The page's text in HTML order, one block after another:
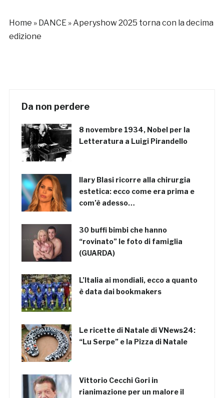
Home » DANCE»Aperyshow 2025 torna con la decima
edizione
Da non perdere
8 novembre 1934, Nobel per la
Letteratura a Luigi Pirandello
Ilary Blasi ricorre alla chirurgia
estetica: ecco come era prima e
com’è adesso…
30 buffi bimbi che hanno
“rovinato” le foto di famiglia
(GUARDA)
L’Italia ai mondiali, ecco a quanto
è data dai bookmakers
Le ricette di Natale di VNews24:
“Lu Serpe” e la Pizza di Natale
Vittorio Cecchi Gori in
rianimazione per un malore il